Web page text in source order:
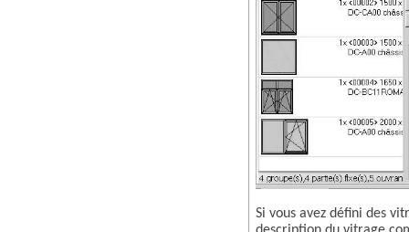
Si vous avez défini des